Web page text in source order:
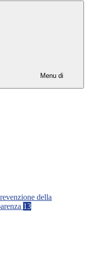
Menu di
della
13